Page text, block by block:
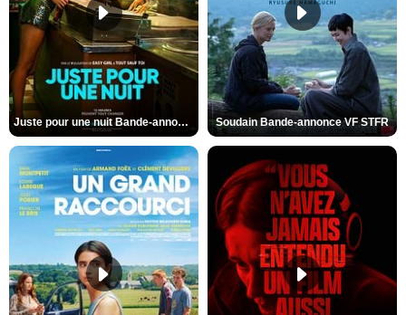
Juste pour une nuit Bande-annonce VO STFR Soudain Bande-annonce VF STFR